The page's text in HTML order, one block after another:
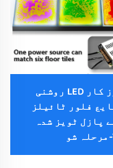
نیا طرز کار LED روشنی
فلور ٹائیلز
پازل ٹویز شدہ